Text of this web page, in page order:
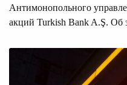
Антимонопольного
акций Turkish Bank A.Ş. Об